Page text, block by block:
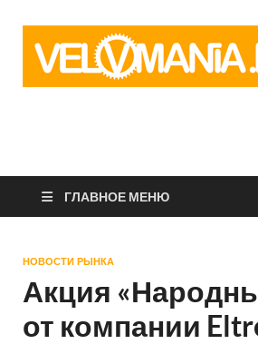
ГЛАВНОЕ МЕНЮ
НОВОСТИ РЫНКА
Акция
от компании